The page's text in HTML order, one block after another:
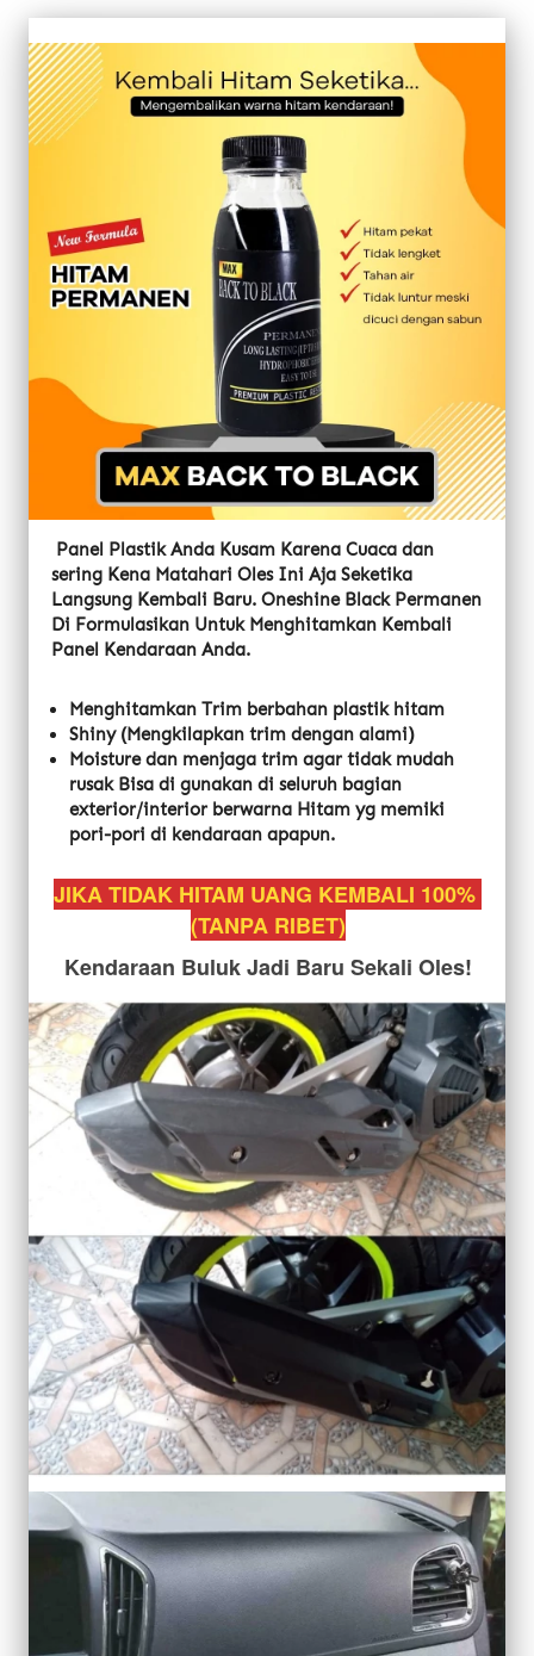
Panel Plastik Anda Kusam Karena Cuaca dan
sering Kena Matahari Oles Ini Aja Seketika
Langsung Kembali Baru. Oneshine Black Permanen
Di Formulasikan Untuk Menghitamkan Kembali
Panel Kendaraan Anda.
Menghitamkan Trim berbahan plastik hitam
Shiny (Mengkilapkan trim dengan alami)
Moisture dan menjaga trim agar tidak mudah
rusak Bisa di gunakan di seluruh bagian
exterior/interior berwarna Hitam yg memiki
pori-pori di kendaraan apapun.
JIKA TIDAK HITAM UANG KEMBALI 100%
(TANPA RIBET)
Kendaraan Buluk Jadi Baru Sekali Oles!